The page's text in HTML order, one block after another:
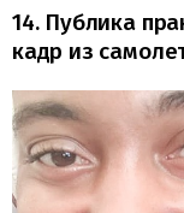
14. Публика
кадр из